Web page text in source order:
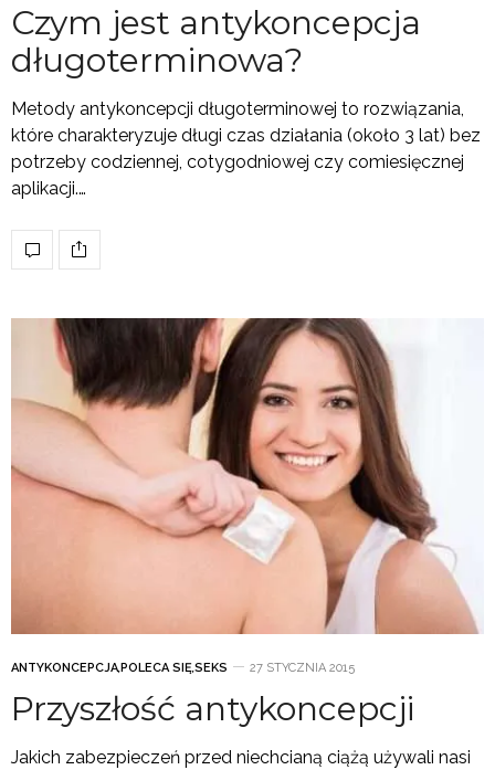
Czym jest antykoncepcja
długoterminowa?
Metody antykoncepcji długoterminowej to rozwiązania,
które charakteryzuje długi czas działania (około 3 lat) bez
potrzeby codziennej, cotygodniowej czy comiesięcznej
aplikacji.…
ANTYKONCEPCJA,POLECA SIĘ,SEKS 27 STYCZNIA 2015
Przyszłość antykoncepcji
Jakich zabezpieczeń przed niechcianą ciążą używali nasi